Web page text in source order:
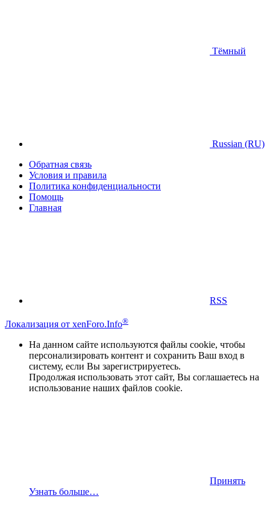
Тёмный
Russian (RU)
Обратная связь
Условия и правила
Политика конфиденциальности
Помощь
Главная
RSS
Локализация от xenForo.Info®
На данном сайте используются файлы cookie, чтобы
персонализировать контент и сохранить Ваш вход в
систему, если Вы зарегистрируетесь.
Продолжая использовать этот сайт, Вы соглашаетесь на
использование наших файлов cookie.
Принять
Узнать больше…